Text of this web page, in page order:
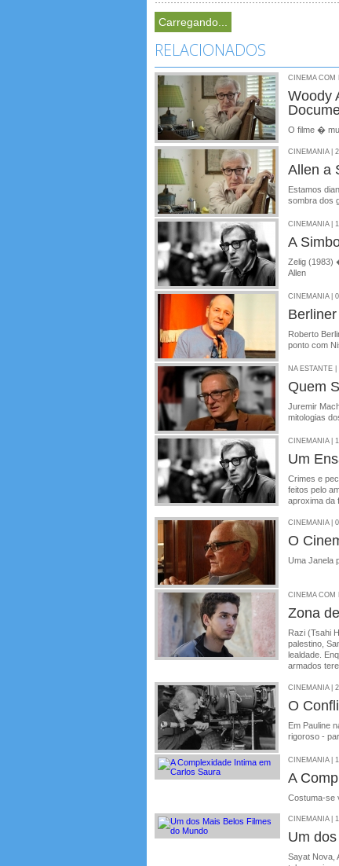
Carregando...
RELACIONADOS
CINEMA COM
Woody
O filme �
CINEMANIA |
Allen a
Estamos
sombra dos
CINEMANIA |
A
Zelig (1983)
Allen
CINEMANIA |
Roberto
ponto com
NA ESTANTE
Quem
Juremir
mitologias
CINEMANIA |
Um
Crimes e
feitos pelo
aproxima da
CINEMANIA |
O
Uma Janela
CINEMA COM
Zona
Razi (Tsahi
palestino,
lealdade.
armados
CINEMANIA |
O
Em Pauline
rigoroso -
CINEMANIA |
A
Costuma-se
CINEMANIA |
Um
Sayat Nova,